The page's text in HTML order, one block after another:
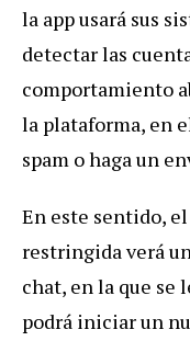
la app usará sus
detectar las
comportamiento
la plataforma, en
spam o haga un
En este sentido,
restringida verá
chat, en la que se
podrá iniciar un